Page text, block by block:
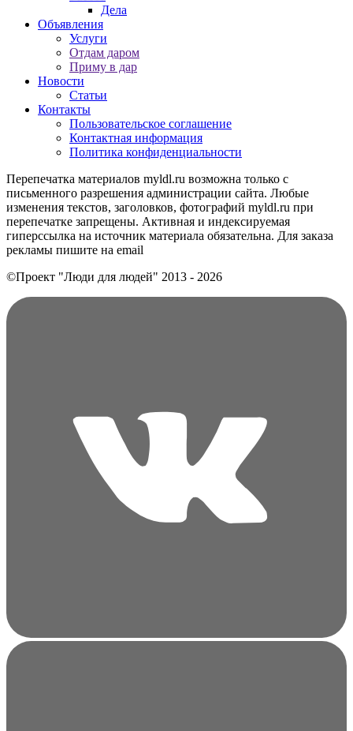
Дела
Объявления
Услуги
Отдам даром
Приму в дар
Новости
Статьи
Контакты
Пользовательское соглашение
Контактная информация
Политика конфиденциальности
Перепечатка материалов myldl.ru возможна только с
письменного разрешения администрации сайта. Любые
изменения текстов, заголовков, фотографий myldl.ru при
перепечатке запрещены. Активная и индексируемая
гиперссылка на источник материала обязательна. Для заказа
рекламы пишите на еmail
©Проект "Люди для людей" 2013 - 2026